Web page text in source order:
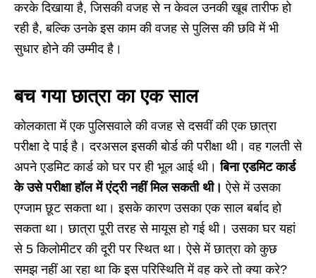
करके दिखाया है, जिसकी वजह से न केवल उनकी खूब तारीफ हो
रही है, बल्कि उनके इस काम की वजह से पुलिस की छवि में भी
सुधार होने की उम्मीद है।
बच गया छात्रा का एक साल
कोलकाता में एक पुलिसवाले की वजह से दसवीं की एक छात्रा
परीक्षा दे पाई है। दरअसल इसकी बोर्ड की परीक्षा थी। वह गलती से
अपने एडमिट कार्ड को घर पर ही भूल आई थी।बिना एडमिट कार्ड
के उसे परीक्षा हॉल में एंट्री नहीं मिल सकती थी।ऐसे में उसका
एग्जाम छूट सकता था। इसके कारण उसका एक साल बर्बाद हो
सकता था। छात्रा पूरी तरह से मायूस हो गई थी। उसका घर यहां
से 5 किलोमीटर की दूरी पर स्थित था। ऐसे में छात्रा को कुछ
समझ नहीं आ रहा था कि इस परिस्थिति में वह करे तो क्या करे?